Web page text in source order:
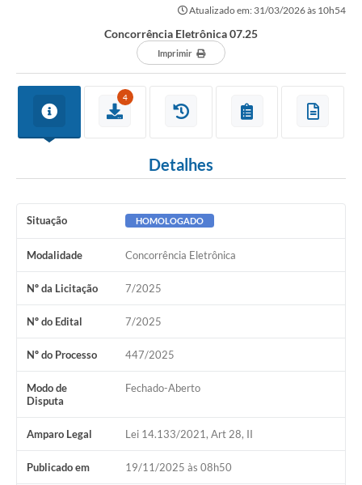
Atualizado em: 31/03/2026 às 10h54
Concorrência Eletrônica 07.25
Imprimir
4
Detalhes
Situação HOMOLOGADO
Modalidade Concorrência Eletrônica
Nº da Licitação 7/2025
Nº do Edital 7/2025
Nº do Processo 447/2025
Modo de
Disputa
Fechado-Aberto
Amparo Legal Lei 14.133/2021, Art 28, II
Publicado em 19/11/2025 às 08h50